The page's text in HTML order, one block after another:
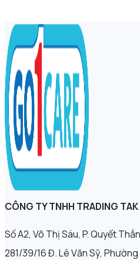
CÔNG TY TNHH TRADING TAK
Số A2, Võ Thị Sáu, P. Quyết
281/39/16 Đ. Lê Văn Sỹ, Phường